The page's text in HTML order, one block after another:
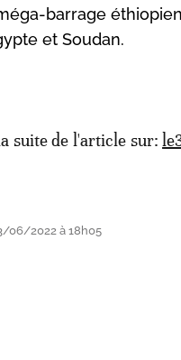
barrage
et Soudan.
suite de l'article sur:
06/2022 à 18h05